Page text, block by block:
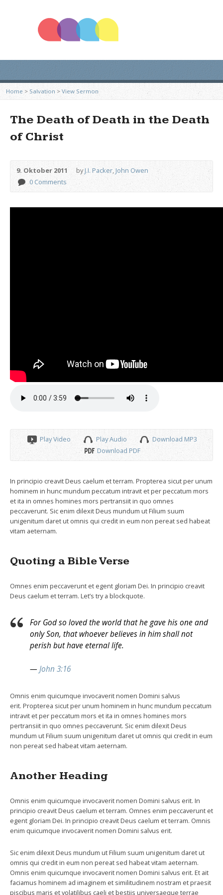
Home > Salvation > View Sermon
The Death of Death in the Death
of Christ
9. Oktober 2011 byJ.I. Packer,John Owen
0 Comments
Play Video Play Audio
Download MP3
Download PDF
In principio creavit Deus caelum et terram. Propterea sicut per unum
hominem in hunc mundum peccatum intravit et per peccatum mors
et ita in omnes homines mors pertransiit in quo omnes
peccaverunt. Sic enim dilexit Deus mundum ut Filium suum
unigenitum daret ut omnis qui credit in eum non pereat sed habeat
vitam aeternam.
Quoting a Bible Verse
Omnes enim peccaverunt et egent gloriam Dei. In principio creavit
Deus caelum et terram. Let’s try a blockquote.
For God so loved the world that he gave his one and
only Son, that whoever believes in him shall not
perish but have eternal life.
—John 3:16
Omnis enim quicumque invocaverit nomen Domini salvus
erit. Propterea sicut per unum hominem in hunc mundum peccatum
intravit et per peccatum mors et ita in omnes homines mors
pertransiit in quo omnes peccaverunt. Sic enim dilexit Deus
mundum ut Filium suum unigenitum daret ut omnis qui credit in eum
non pereat sed habeat vitam aeternam.
Another Heading
Omnis enim quicumque invocaverit nomen Domini salvus erit. In
principio creavit Deus caelum et terram. Omnes enim peccaverunt et
egent gloriam Dei. In principio creavit Deus caelum et terram. Omnis
enim quicumque invocaverit nomen Domini salvus erit.
Sic enim dilexit Deus mundum ut Filium suum unigenitum daret ut
omnis qui credit in eum non pereat sed habeat vitam aeternam.
Omnis enim quicumque invocaverit nomen Domini salvus erit. Et ait
faciamus hominem ad imaginem et similitudinem nostram et praesit
piscibus maris et volatilibus caeli et bestiis universaeque terrae